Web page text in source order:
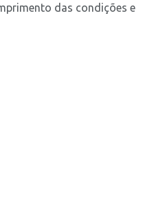
das condições e